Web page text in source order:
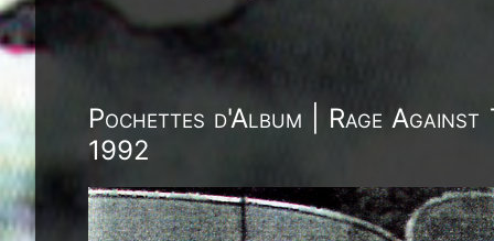
Pochettes d'Album | Rage
1992